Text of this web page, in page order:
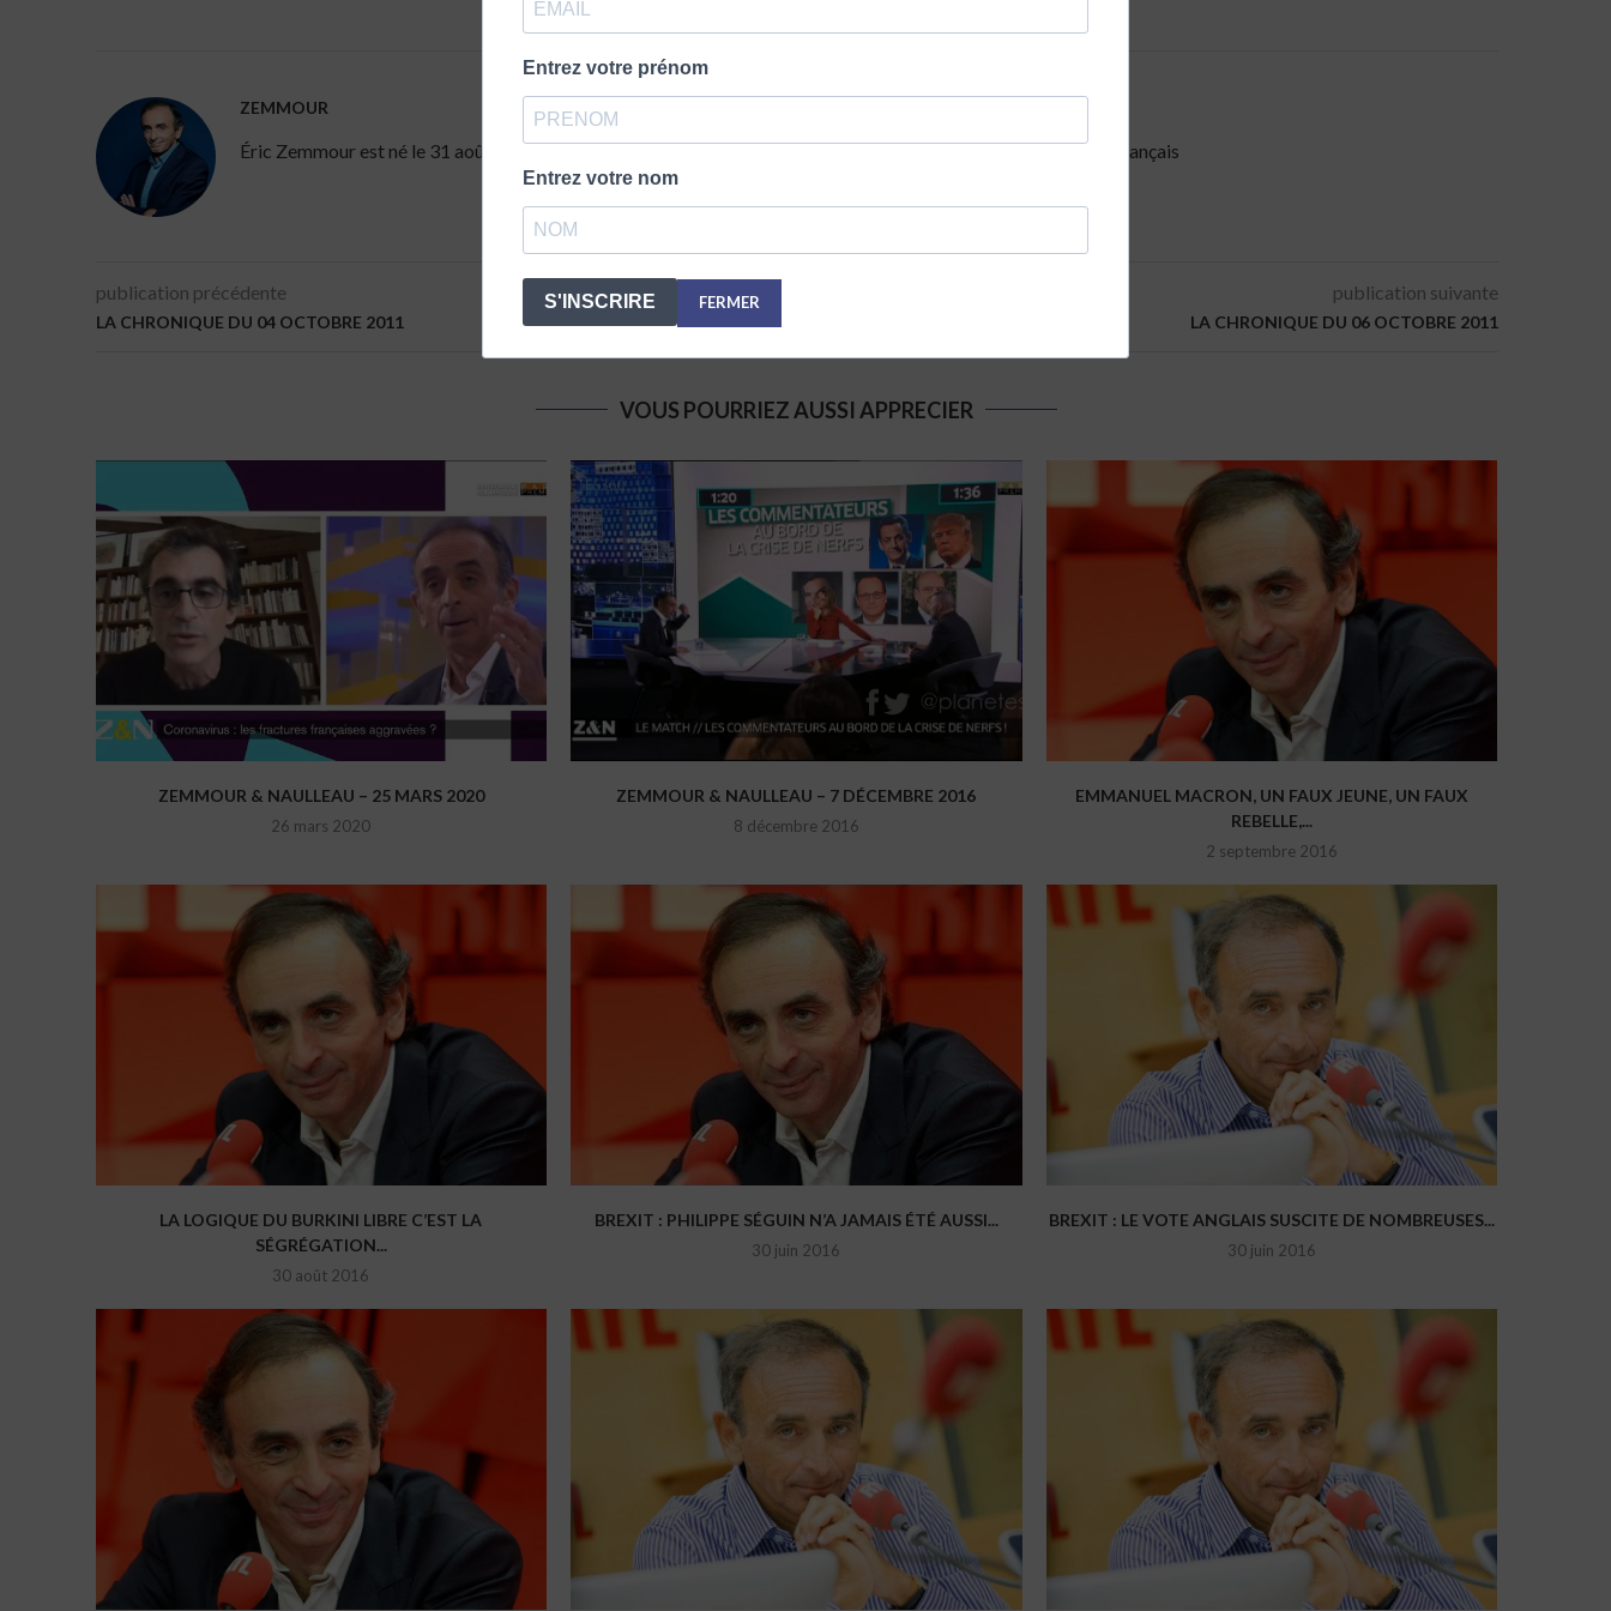
ZEMMOUR
Éric Zemmour est né le 31 août 1958 à Montreuil. Il est journaliste politique, écrivain, essayiste et polémiste français
publication précédente
LA CHRONIQUE DU 04 OCTOBRE 2011
publication suivante
LA CHRONIQUE DU 06 OCTOBRE 2011
VOUS POURRIEZ AUSSI APPRECIER
ZEMMOUR & NAULLEAU – 25 MARS 2020
26 mars 2020
ZEMMOUR & NAULLEAU – 7 DÉCEMBRE 2016
8 décembre 2016
EMMANUEL MACRON, UN FAUX JEUNE, UN FAUX
REBELLE,...
2 septembre 2016
LA LOGIQUE DU BURKINI LIBRE C’EST LA
SÉGRÉGATION...
30 août 2016
BREXIT : PHILIPPE SÉGUIN N’A JAMAIS ÉTÉ AUSSI...
30 juin 2016
BREXIT : LE VOTE ANGLAIS SUSCITE DE NOMBREUSES...
30 juin 2016
Entrez votre prénom
Entrez votre nom
S'INSCRIRE FERMER